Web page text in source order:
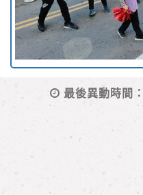
最後異動時間：